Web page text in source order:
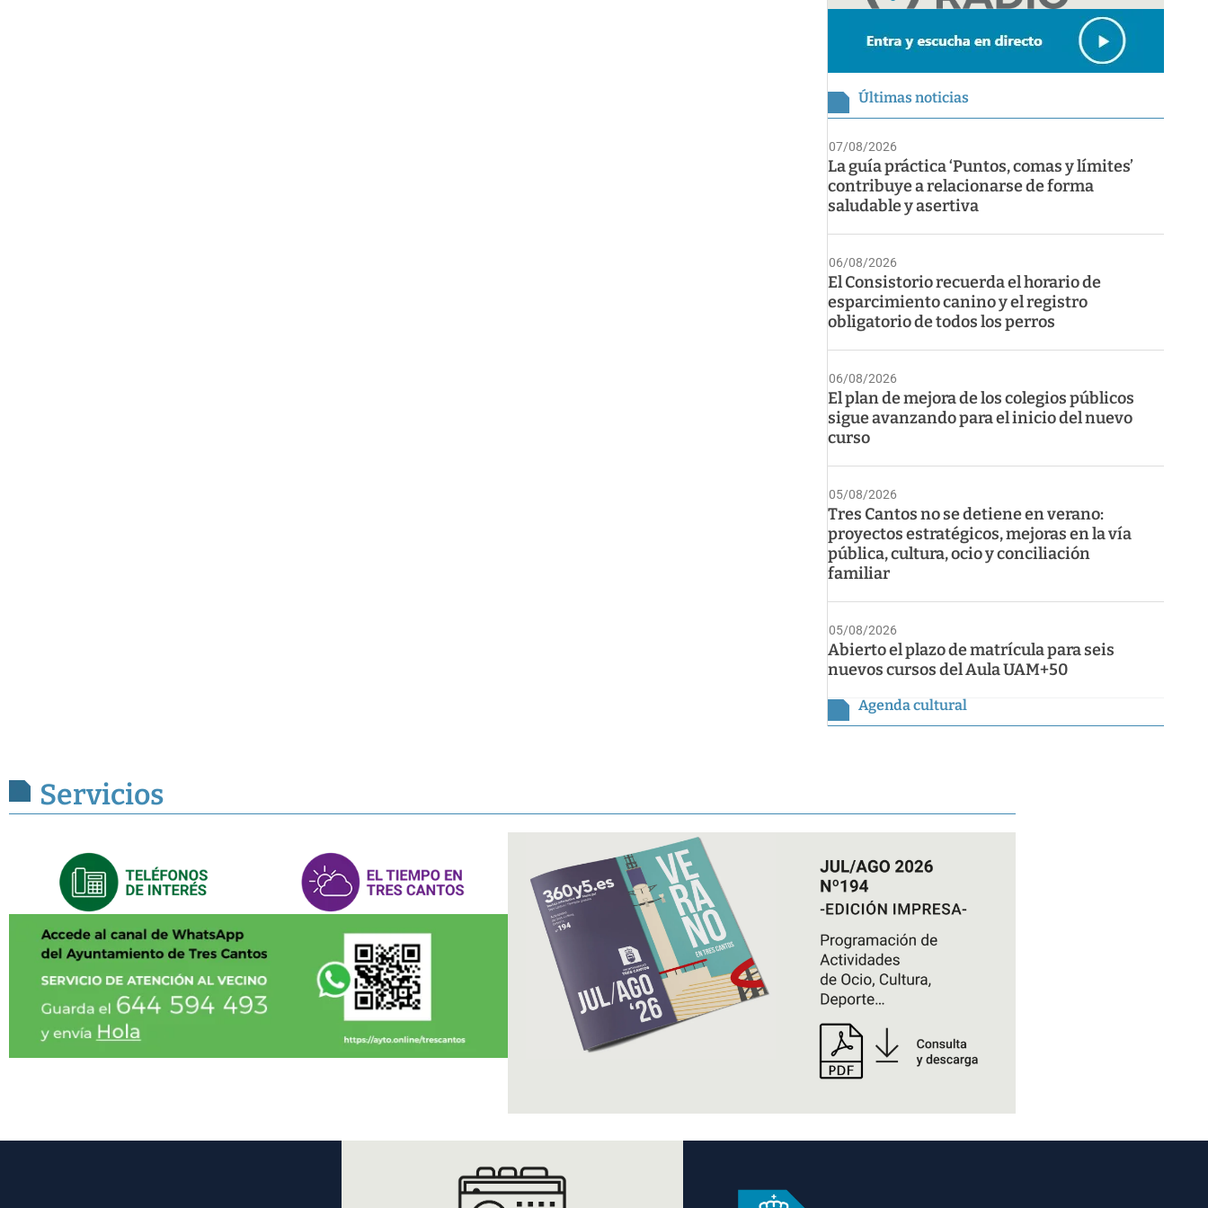
Últimas noticias
07/08/2026
La guía práctica ‘Puntos, comas y límites’
contribuye a relacionarse de forma
saludable y asertiva
06/08/2026
El Consistorio recuerda el horario de
esparcimiento canino y el registro
obligatorio de todos los perros
06/08/2026
El plan de mejora de los colegios públicos
sigue avanzando para el inicio del nuevo
curso
05/08/2026
Tres Cantos no se detiene en verano:
proyectos estratégicos, mejoras en la vía
pública, cultura, ocio y conciliación
familiar
05/08/2026
Abierto el plazo de matrícula para seis
nuevos cursos del Aula UAM+50
Agenda cultural
Servicios